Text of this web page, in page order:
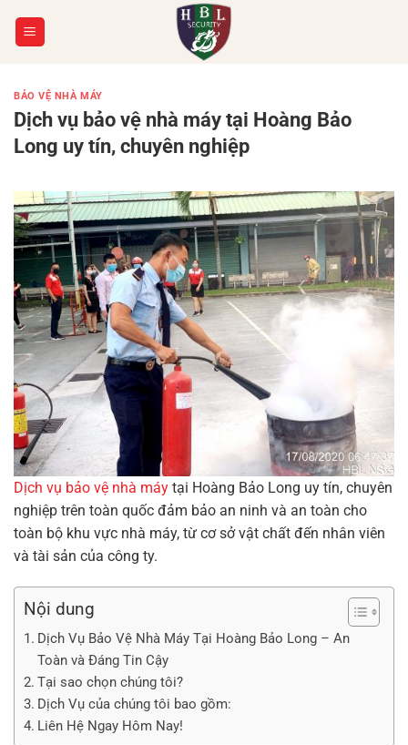
BẢO VỆ NHÀ MÁY
Dịch vụ bảo vệ nhà máy tại Hoàng Bảo
Long uy tín, chuyên nghiệp
Dịch vụ bảo vệ nhà máy tại Hoàng Bảo Long uy tín, chuyên
nghiệp trên toàn quốc đảm bảo an ninh và an toàn cho
toàn bộ khu vực nhà máy, từ cơ sở vật chất đến nhân viên
và tài sản của công ty.
Nội dung
Dịch Vụ Bảo Vệ Nhà Máy Tại Hoàng Bảo Long – An
Toàn và Đáng Tin Cậy
Tại sao chọn chúng tôi?
Dịch Vụ của chúng tôi bao gồm:
Liên Hệ Ngay Hôm Nay!